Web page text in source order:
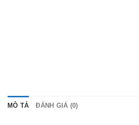
MÔ TẢ ĐÁNH GIÁ (0)